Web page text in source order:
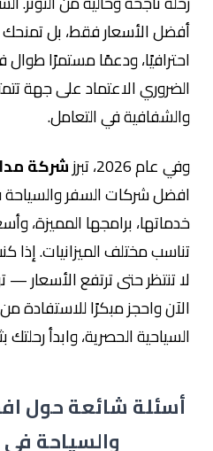
أفضل الأسعار فقط، بل تمنحك
احترافيًا، ودعمًا مستمرًا
الضروري الاعتماد على جهة
والشفافية في التعامل.
وفي عام 2026، تبرز
شركة
افضل شركات السفر
خدماتها، برامجها المميزة،
تناسب مختلف الميزانيات. إذا
لا تنتظر حتى ترتفع الأسعار
الآن واحجز مبكرًا للاستفادة
السياحية الحصرية، وابدأ رحلتك
أسئلة شائعة حول
والسياحة